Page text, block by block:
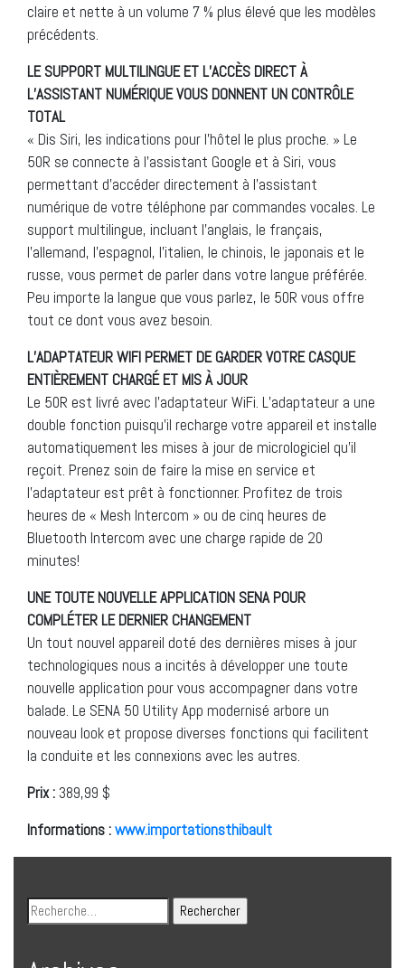
claire et nette à un volume 7 % plus élevé que les modèles
précédents.
LE SUPPORT MULTILINGUE ET L’ACCÈS DIRECT À
L’ASSISTANT NUMÉRIQUE VOUS DONNENT UN CONTRÔLE
TOTAL
« Dis Siri, les indications pour l’hôtel le plus proche. » Le
50R se connecte à l’assistant Google et à Siri, vous
permettant d’accéder directement à l’assistant
numérique de votre téléphone par commandes vocales. Le
support multilingue, incluant l’anglais, le français,
l’allemand, l’espagnol, l’italien, le chinois, le japonais et le
russe, vous permet de parler dans votre langue préférée.
Peu importe la langue que vous parlez, le 50R vous offre
tout ce dont vous avez besoin.
L’ADAPTATEUR WIFI PERMET DE GARDER VOTRE CASQUE
ENTIÈREMENT CHARGÉ ET MIS À JOUR
Le 50R est livré avec l’adaptateur WiFi. L’adaptateur a une
double fonction puisqu’il recharge votre appareil et installe
automatiquement les mises à jour de micrologiciel qu’il
reçoit. Prenez soin de faire la mise en service et
l’adaptateur est prêt à fonctionner. Profitez de trois
heures de « Mesh Intercom » ou de cinq heures de
Bluetooth Intercom avec une charge rapide de 20
minutes!
UNE TOUTE NOUVELLE APPLICATION SENA POUR
COMPLÉTER LE DERNIER CHANGEMENT
Un tout nouvel appareil doté des dernières mises à jour
technologiques nous a incités à développer une toute
nouvelle application pour vous accompagner dans votre
balade. Le SENA 50 Utility App modernisé arbore un
nouveau look et propose diverses fonctions qui facilitent
la conduite et les connexions avec les autres.
Prix : 389,99 $
Informations :www.importationsthibault